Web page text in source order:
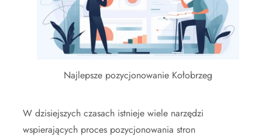
Najlepsze pozycjonowanie Kołobrzeg
W dzisiejszych czasach istnieje wiele narzędzi
wspierających proces pozycjonowania stron